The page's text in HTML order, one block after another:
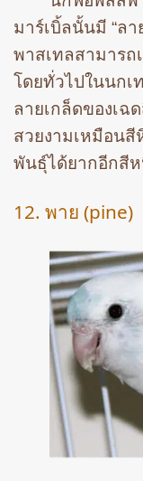
มาร์เบิ้ลนั้นมี “ล
พาสเทลสามาร
โดยทั่วไปในนกเ
ลายเกล็ดของเฉ
สวยงามเหมือน
พันธุ์ได้ยากอีกสีห
12. พาย (pine)